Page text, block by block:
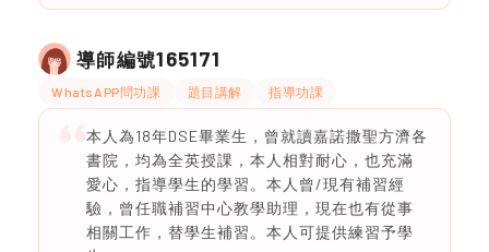
導師編號165171
WhatsAPP問功課 題目講解 指導功課
本人為18年DSE畢業生，曾就讀嘉諾撒聖方濟各
書院，均為全英授課，本人相對耐心，也充滿
愛心，指導學生的學習。本人曾/現有補習經
驗，曾任職補習中心教學助理，現在也有從事
相關工作，替學生補習。本人可提供練習予學